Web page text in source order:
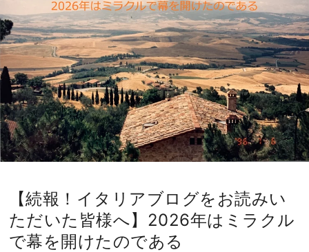
【続報！イタリアブログをお読みい
ただいた皆様へ】2026年はミラクル
で幕を開けたのである